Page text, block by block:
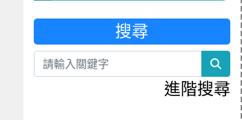
表
搜尋
進階搜尋